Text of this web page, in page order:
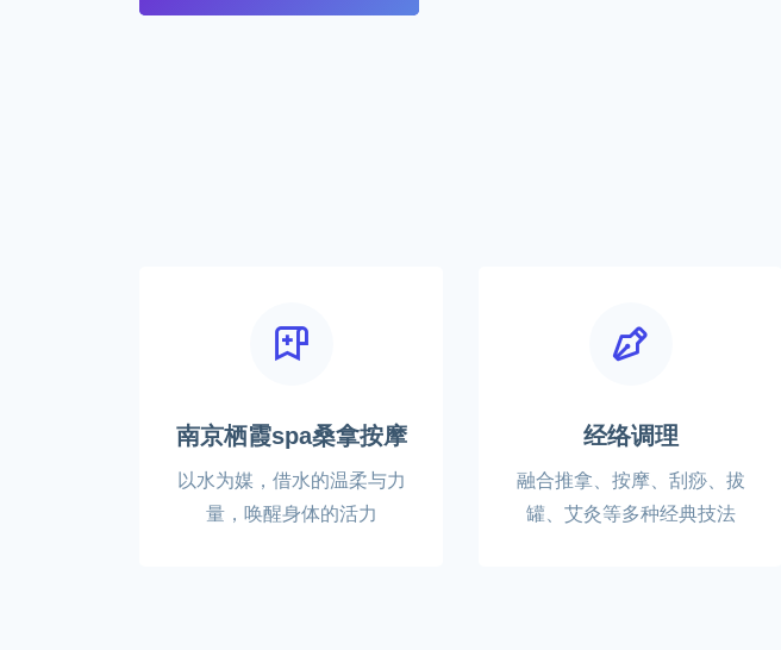
南京栖霞spa桑拿按摩
以水为媒，借水的温柔与力
量，唤醒身体的活力
经络调理
融合推拿、按摩、刮痧、拔
罐、艾灸等多种经典技法